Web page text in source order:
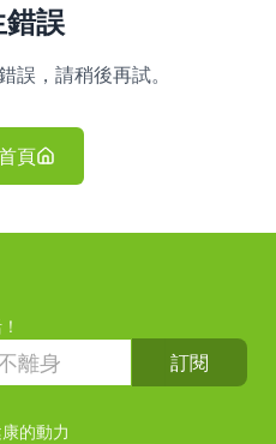
誤
誤，請稍後再試。
頁
訂閱
的動力